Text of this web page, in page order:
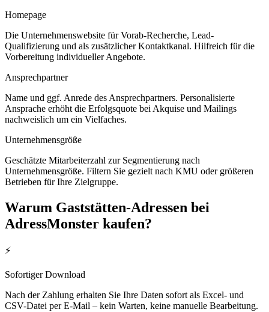
Homepage
Die Unternehmenswebsite für Vorab-Recherche, Lead-
Qualifizierung und als zusätzlicher Kontaktkanal. Hilfreich für die
Vorbereitung individueller Angebote.
Ansprechpartner
Name und ggf. Anrede des Ansprechpartners. Personalisierte
Ansprache erhöht die Erfolgsquote bei Akquise und Mailings
nachweislich um ein Vielfaches.
Unternehmensgröße
Geschätzte Mitarbeiterzahl zur Segmentierung nach
Unternehmensgröße. Filtern Sie gezielt nach KMU oder größeren
Betrieben für Ihre Zielgruppe.
Warum Gaststätten-Adressen bei
AdressMonster kaufen?
⚡
Sofortiger Download
Nach der Zahlung erhalten Sie Ihre Daten sofort als Excel- und
CSV-Datei per E-Mail – kein Warten, keine manuelle Bearbeitung.